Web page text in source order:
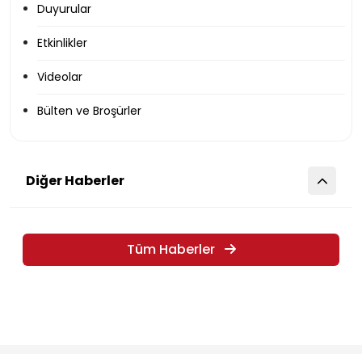
Duyurular
Etkinlikler
Videolar
Bülten ve Broşürler
Diğer Haberler
Tüm Haberler